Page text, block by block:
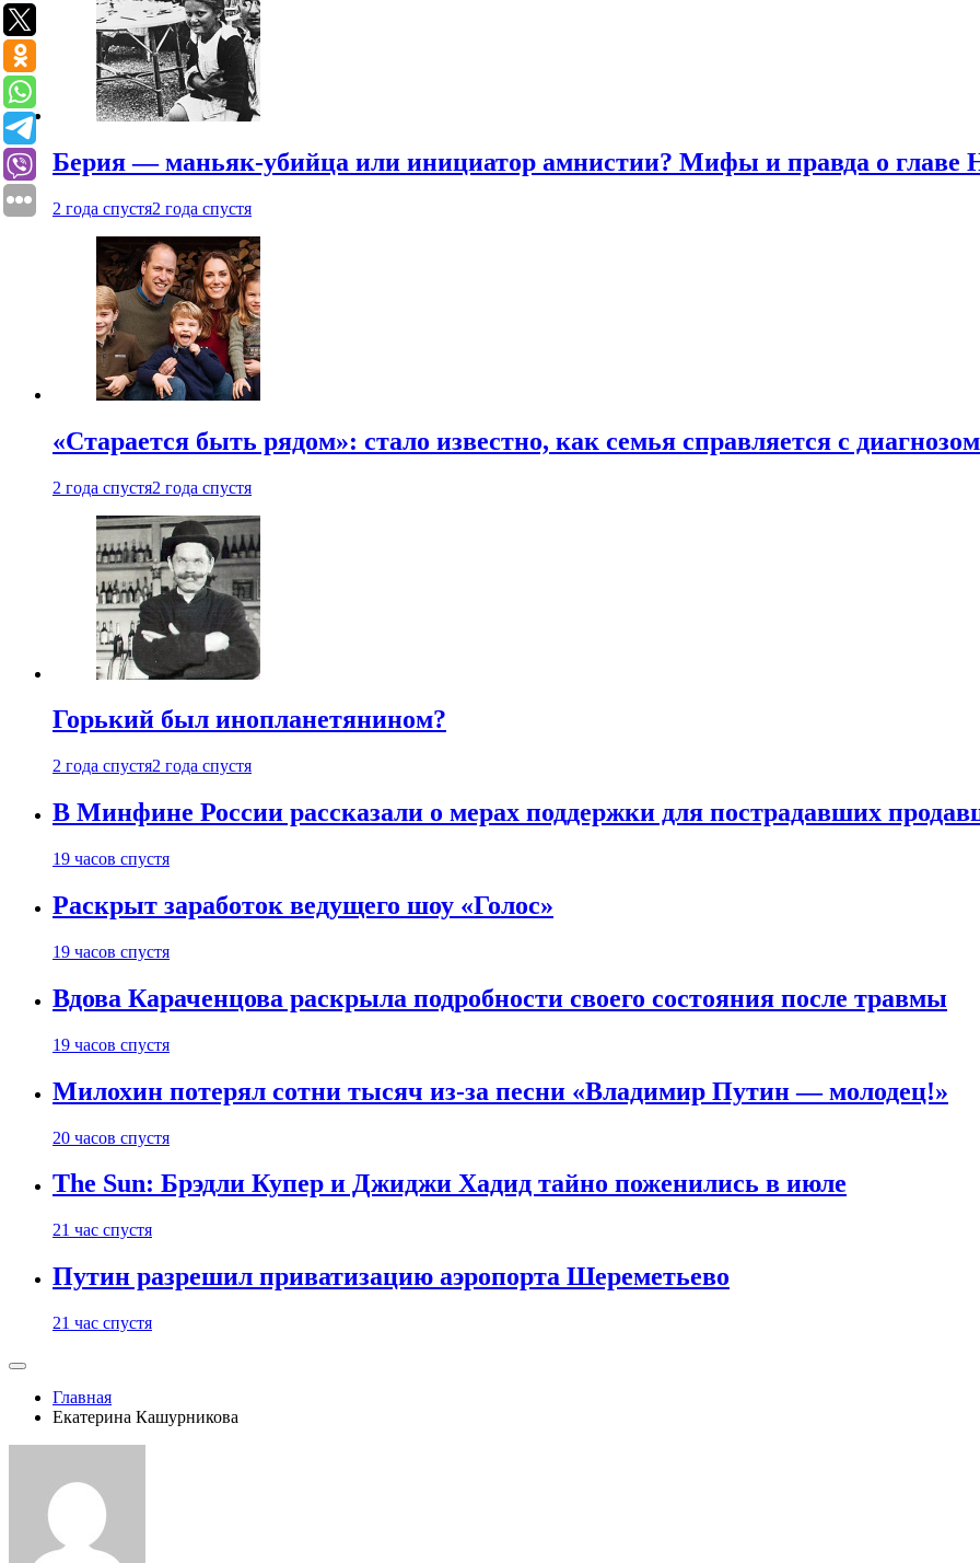
Берия — маньяк-убийца или инициатор амнистии? Мифы и правда о
2 года спустя2 года спустя
«Старается быть рядом»: стало известно, как семья справляется с
2 года спустя2 года спустя
Горький был инопланетянином?
2 года спустя2 года спустя
В Минфине России рассказали о мерах поддержки для пострадавших
19 часов спустя
Раскрыт заработок ведущего шоу «Голос»
19 часов спустя
Вдова Караченцова раскрыла подробности своего состояния после травмы
19 часов спустя
Милохин потерял сотни тысяч из-за песни «Владимир Путин — молодец!»
20 часов спустя
The Sun: Брэдли Купер и Джиджи Хадид тайно поженились в июле
21 час спустя
Путин разрешил приватизацию аэропорта Шереметьево
21 час спустя
Главная
Екатерина Кашурникова